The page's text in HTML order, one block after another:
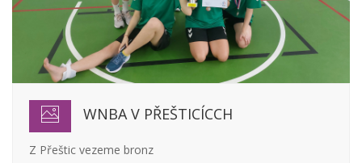
WNBA V PŘEŠTICÍCCH
Z Přeštic vezeme bronz